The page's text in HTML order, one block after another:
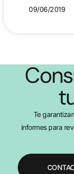
09/06/2019
Te
informes para